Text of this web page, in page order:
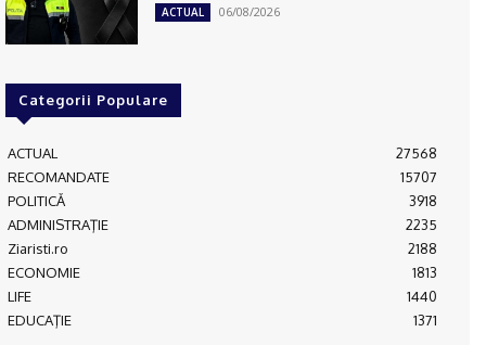
ACTUAL 06/08/2026
Categorii Populare
ACTUAL
27568
RECOMANDATE
15707
POLITICĂ
3918
ADMINISTRAŢIE
2235
Ziaristi.ro
2188
ECONOMIE
1813
LIFE
1440
EDUCAŢIE
1371